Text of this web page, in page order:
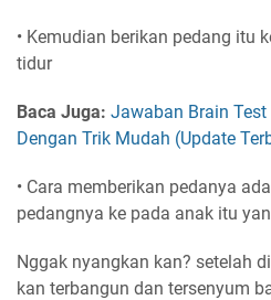
• Kemudian berikan pedang itu
tidur
Baca Juga: Jawaban Brain
Dengan Trik Mudah (Update
• Cara memberikan pedanya
pedangnya ke pada anak itu
Nggak nyangkan kan? setelah
kan terbangun dan tersenyum